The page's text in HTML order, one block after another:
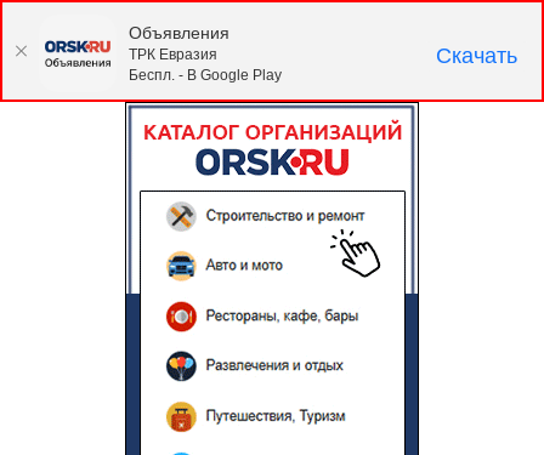
Объявления
ТРК Евразия
Беспл. - В Google Play
Скачать